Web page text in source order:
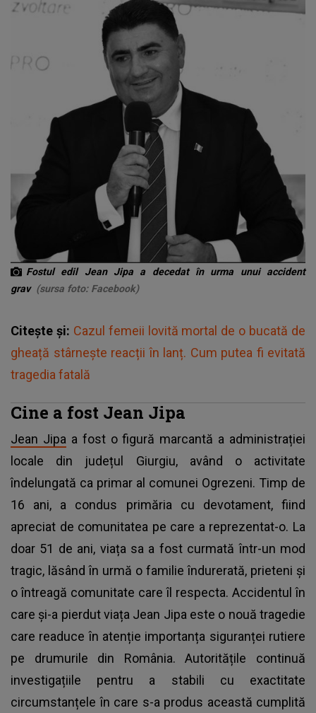
Fostul edil Jean Jipa a decedat în urma unui accident
grav (sursa foto: Facebook)
Citește și: Cazul femeii lovită mortal de o bucată de
gheață stârnește reacții în lanț. Cum putea fi evitată
tragedia fatală
Cine a fost Jean Jipa
Jean Jipa a fost o figură marcantă a administrației
locale din județul Giurgiu, având o activitate
îndelungată ca primar al comunei Ogrezeni. Timp de
16 ani, a condus primăria cu devotament, fiind
apreciat de comunitatea pe care a reprezentat-o. La
doar 51 de ani, viața sa a fost curmată într-un mod
tragic, lăsând în urmă o familie îndurerată, prieteni și
o întreagă comunitate care îl respecta. Accidentul în
care și-a pierdut viața Jean Jipa este o nouă tragedie
care readuce în atenție importanța siguranței rutiere
pe drumurile din România. Autoritățile continuă
investigațiile pentru a stabili cu exactitate
circumstanțele în care s-a produs această cumplită